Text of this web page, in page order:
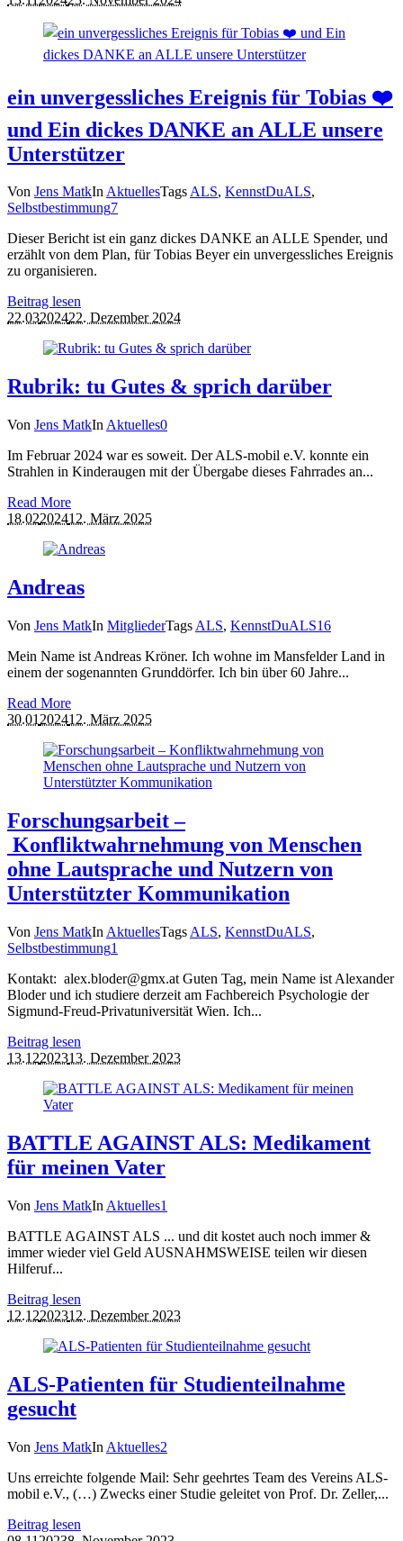
ein unvergessliches Ereignis für Tobias ❤️
und Ein dickes DANKE an ALLE unsere
Unterstützer
Von Jens MatkInAktuellesTagsALS, KennstDuALS,
Selbstbestimmung7
Dieser Bericht ist ein ganz dickes DANKE an ALLE Spender, und
erzählt von dem Plan, für Tobias Beyer ein unvergessliches Ereignis
zu organisieren.
Beitrag lesen
22.03202422. Dezember 2024
Rubrik: tu Gutes & sprich darüber
Von Jens MatkIn Aktuelles0
Im Februar 2024 war es soweit. Der ALS-mobil e.V. konnte ein
Strahlen in Kinderaugen mit der Übergabe dieses Fahrrades an...
Read More
18.02202412. März 2025
Andreas
Von Jens MatkIn MitgliederTags ALS, KennstDuALS16
Mein Name ist Andreas Kröner. Ich wohne im Mansfelder Land in
einem der sogenannten Grunddörfer. Ich bin über 60 Jahre...
Read More
30.01 202412. März 2025
Forschungsarbeit –
Konfliktwahrnehmung von Menschen
ohne Lautsprache und Nutzern von
Unterstützter Kommunikation
Von Jens MatkIn AktuellesTags ALS, KennstDuALS,
Selbstbestimmung1
Kontakt: alex.bloder@gmx.at Guten Tag, mein Name ist Alexander
Bloder und ich studiere derzeit am Fachbereich Psychologie der
Sigmund-Freud-Privatuniversität Wien. Ich...
Beitrag lesen
13.12202313. Dezember 2023
BATTLE AGAINST ALS: Medikament
für meinen Vater
Von Jens MatkIn Aktuelles1
BATTLE AGAINST ALS ... und dit kostet auch noch immer &
immer wieder viel Geld AUSNAHMSWEISE teilen wir diesen
Hilferuf...
Beitrag lesen
12.12202312. Dezember 2023
ALS-Patienten für Studienteilnahme
gesucht
Von Jens MatkIn Aktuelles2
Uns erreichte folgende Mail: Sehr geehrtes Team des Vereins ALS-
mobil e.V., (…) Zwecks einer Studie geleitet von Prof. Dr. Zeller,...
Beitrag lesen